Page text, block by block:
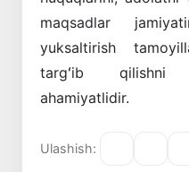
maqsadlar
yuksaltirish
targʻib qilishni
ahamiyatlidir.
Ulashish: